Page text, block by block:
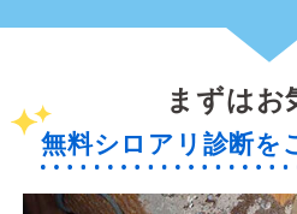
まずはお
無料シロアリ診断を